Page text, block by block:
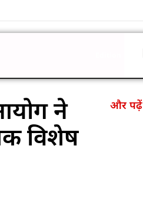
ने
विशेष
और पढ़ें